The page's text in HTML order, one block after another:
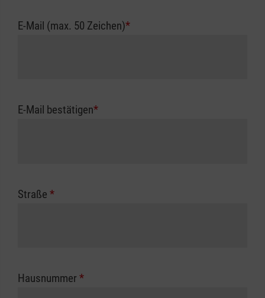
E-Mail (max. 50 Zeichen)*
E-Mail bestätigen*
Straße *
Hausnummer *